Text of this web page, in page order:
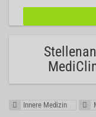
Innere Medizin